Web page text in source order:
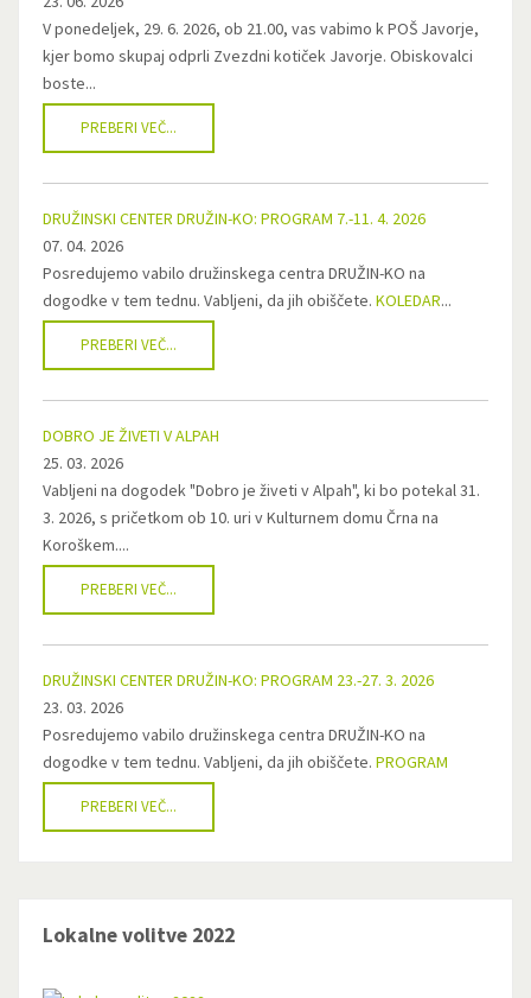
V ponedeljek, 29. 6. 2026, ob 21.00, vas vabimo k POŠ Javorje,
kjer bomo skupaj odprli Zvezdni kotiček Javorje. Obiskovalci
boste...
PREBERI VEČ...
DRUŽINSKI CENTER DRUŽIN-KO: PROGRAM 7.-11. 4. 2026
07. 04. 2026
Posredujemo vabilo družinskega centra DRUŽIN-KO na
dogodke v tem tednu. Vabljeni, da jih obiščete. KOLEDAR...
PREBERI VEČ...
DOBRO JE ŽIVETI V ALPAH
25. 03. 2026
Vabljeni na dogodek "Dobro je živeti v Alpah", ki bo potekal 31.
3. 2026, s pričetkom ob 10. uri v Kulturnem domu Črna na
Koroškem....
PREBERI VEČ...
DRUŽINSKI CENTER DRUŽIN-KO: PROGRAM 23.-27. 3. 2026
23. 03. 2026
Posredujemo vabilo družinskega centra DRUŽIN-KO na
dogodke v tem tednu. Vabljeni, da jih obiščete. PROGRAM
PREBERI VEČ...
Lokalne volitve 2022